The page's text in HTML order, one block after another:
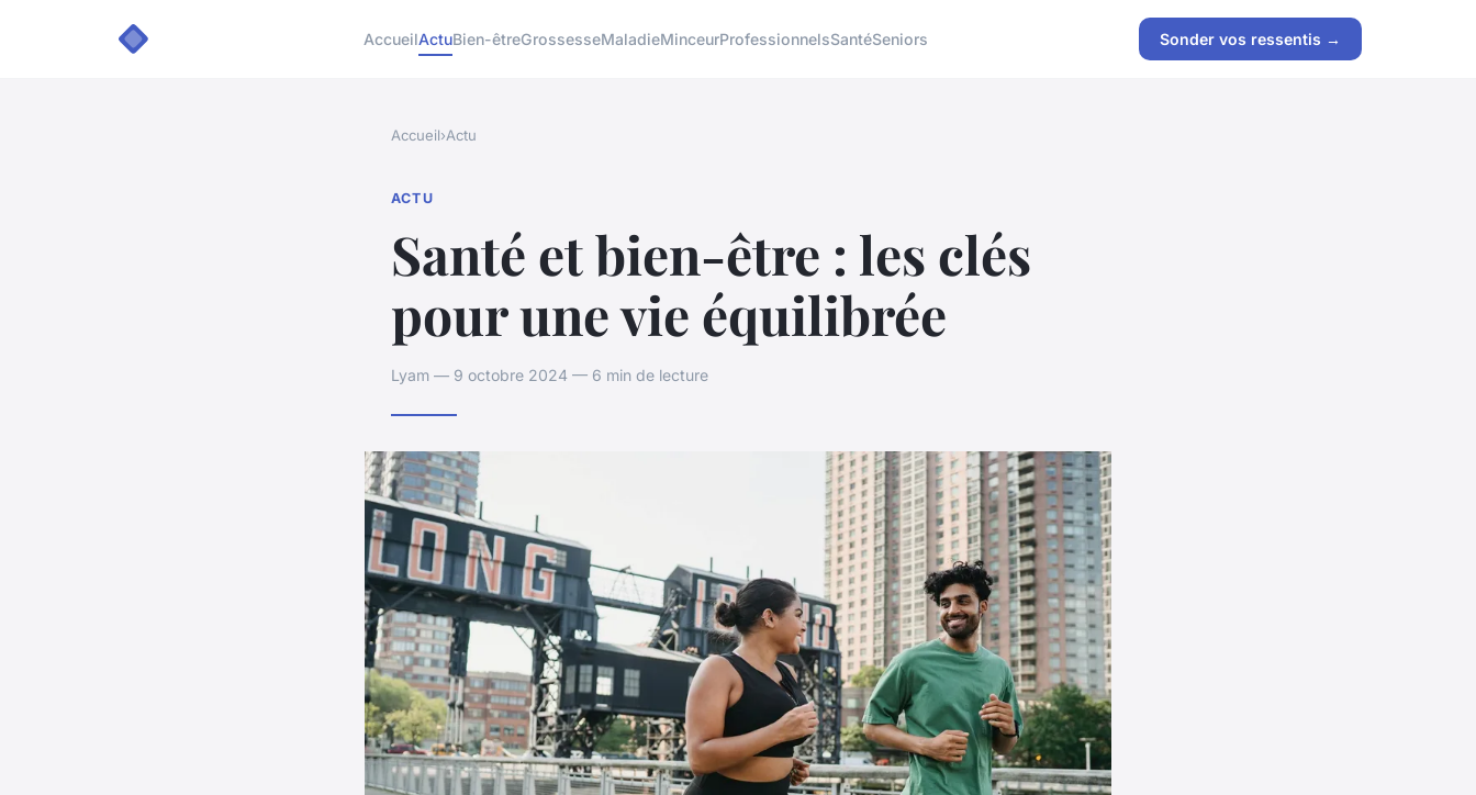
AccueilActuBien-êtreGrossesseMaladieMinceurProfessionnelsSantéSeniors Sonder vos ressentis →
Accueil›Actu
ACTU
Santé et bien-être : les clés
pour une vie équilibrée
Lyam — 9 octobre 2024 — 6 min de lecture